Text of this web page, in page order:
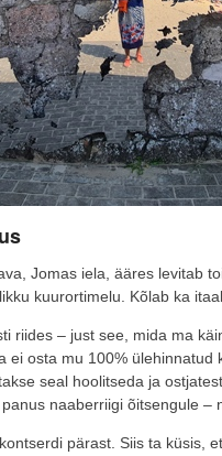
Jomas iela, ääres levitab
kuurortimelu. Kõlab ka
riides – just see, mida ma
ei osta mu 100% ülehinnatud
seal hoolitseda ja
naaberriigi õitsengule –
pärast. Siis ta küsis,